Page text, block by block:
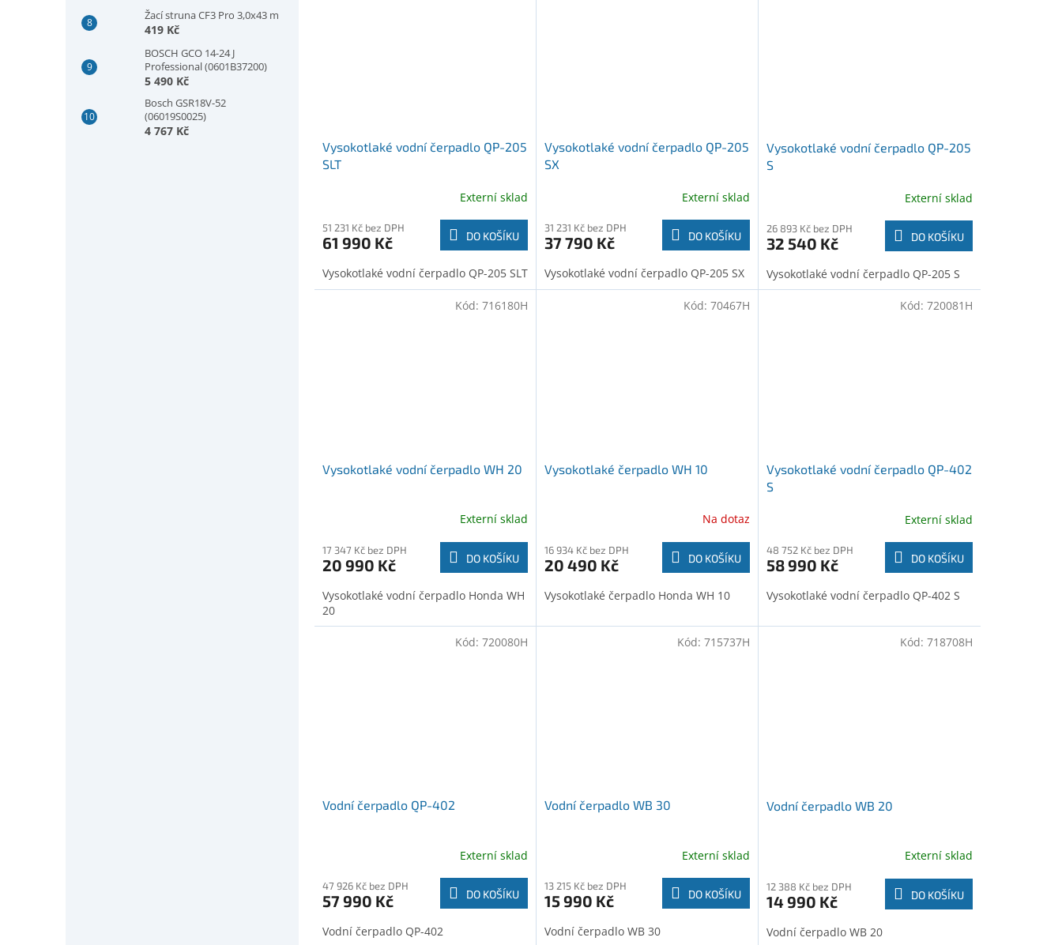
Žací struna CF3 Pro 3,0x43 m
419 Kč
BOSCH GCO 14-24 J
Professional (0601B37200)
5 490 Kč
Bosch GSR18V-52
(06019S0025)
4 767 Kč
Vysokotlaké vodní čerpadlo QP-205
SLT
Externí sklad
51 231 Kč bez DPH
61 990 Kč DO KOŠÍKU
Vysokotlaké vodní čerpadlo QP-205 SLT
Vysokotlaké vodní čerpadlo QP-205
SX
Externí sklad
31 231 Kč bez DPH
37 790 Kč DO KOŠÍKU
Vysokotlaké vodní čerpadlo QP-205 SX
Vysokotlaké vodní čerpadlo QP-205
S
Externí sklad
26 893 Kč bez DPH
32 540 Kč DO KOŠÍKU
Vysokotlaké vodní čerpadlo QP-205 S
Vysokotlaké vodní čerpadlo WH 20
Externí sklad
17 347 Kč bez DPH
20 990 Kč DO KOŠÍKU
Vysokotlaké vodní čerpadlo Honda WH
20
Kód: 716180H
Vysokotlaké čerpadlo WH 10
Na dotaz
16 934 Kč bez DPH
20 490 Kč DO KOŠÍKU
Vysokotlaké čerpadlo Honda WH 10
Kód: 70467H
Vysokotlaké vodní čerpadlo QP-402
S
Externí sklad
48 752 Kč bez DPH
58 990 Kč DO KOŠÍKU
Vysokotlaké vodní čerpadlo QP-402 S
Kód: 720081H
Vodní čerpadlo QP-402
Externí sklad
47 926 Kč bez DPH
57 990 Kč DO KOŠÍKU
Vodní čerpadlo QP-402
Kód: 720080H
Vodní čerpadlo WB 30
Externí sklad
13 215 Kč bez DPH
15 990 Kč DO KOŠÍKU
Vodní čerpadlo WB 30
Kód: 715737H
Vodní čerpadlo WB 20
Externí sklad
12 388 Kč bez DPH
14 990 Kč DO KOŠÍKU
Vodní čerpadlo WB 20
Kód: 718708H